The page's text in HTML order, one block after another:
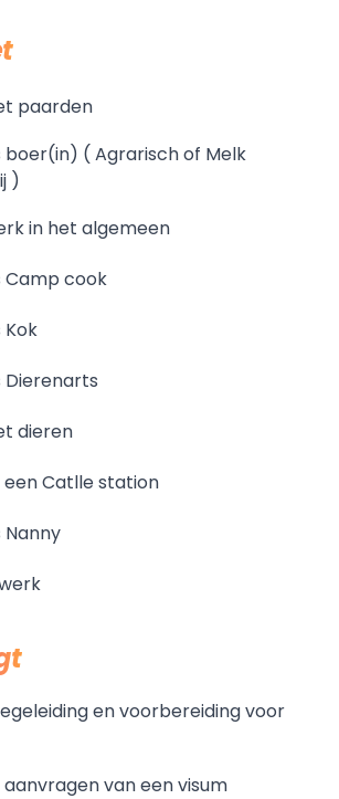
paarden
boer(in) ( Agrarisch of Melk
)
in het algemeen
Camp cook
Dierenarts
dieren
Catlle station
en voorbereiding voor
aanvragen van een visum